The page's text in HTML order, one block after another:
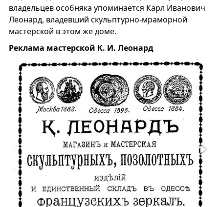
владельцев особняка упоминается Карл Иванович
Леонард, владевший скульптурно-мраморной
мастерской в этом же доме.
Реклама мастерской К. И. Леонард